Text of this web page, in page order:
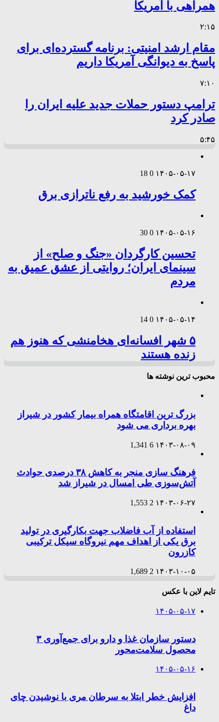
همراهی با آمریکا
۲:۱۵
مقام ارشد امنیتی: برنامه گسترده‌ای برای
پاسخ به دیوانگی آمریکا داریم
۷:۱۰
ترامپ دستور حملات جدید علیه ایران را
صادر کرد
۵:۴۵
۱۴۰۵-۰۵-۱۷ 0
18
کمک خورشید به رفع ناترازی برق
۱۴۰۵-۰۵-۱۶ 0
30
تحسین کارگردان «جنگ و صلح» از
سینمای ایران؛ روایتی از عشق عمیق به
مردم
۱۴۰۵-۰۵-۱۴ 0
14
۵ شهر افسانه‌ای هخامنشی که هنوز هم
زنده هستند
محبوب ترین نوشته ها
بزرگ ترین اقامتگاه همراه بیمار کشور در شیراز
بهره برداری می شود
۱۴۰۳-۰۸-۰۹ 6
1,341
فرهنگ سازی منجر به کاهش ۳۸ درصدی حوادث
آتش‌سوزی طی امسال در شیراز شد
۱۴۰۳-۰۶-۲۷ 2
1,553
استفاده از آب فاضلاب جهت بکارگیری در تولید
برق یکی از اهداف مهم نیروگاه سیکل ترکیبی
کازرون
۱۴۰۳-۱۰-۰۵ 2
1,689
تایم لاین با عکس
۱۴۰۵-۰۵-۱۷
دستور سازمان غذا و دارو برای جمع‌آوری ۳
محصول سلامت‌محور
۱۴۰۵-۰۵-۱۶
افزایش خطر ابتلا به سرطان مری با نوشیدن چای
داغ